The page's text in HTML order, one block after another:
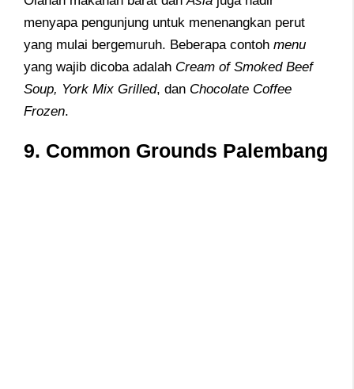
menyapa pengunjung untuk menenangkan perut
yang mulai bergemuruh. Beberapa contoh menu
yang wajib dicoba adalah Cream of Smoked Beef
Soup, York Mix Grilled, dan Chocolate Coffee
Frozen.
9. Common Grounds Palembang